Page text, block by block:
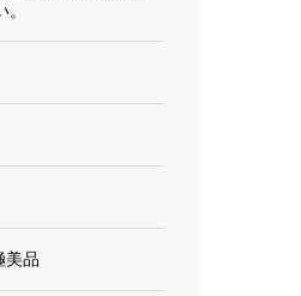
美品